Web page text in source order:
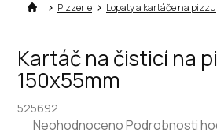
Pizzerie Lopaty a kartáče na pizzu
Kartáč na čisticí na
150x55mm
525692
Průměrné
NeohodnocenoPodrobnosti